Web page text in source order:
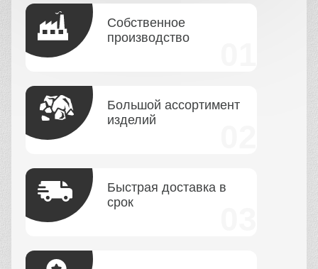
Собственное
производство
Большой ассортимент
изделий
Быстрая доставка в
срок